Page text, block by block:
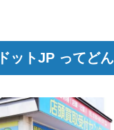
ットJP ってど